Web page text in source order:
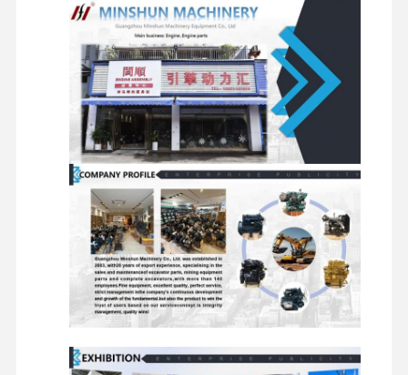
굴삭기 유압 부품
굴착기 예비 부품
차
부
품
트랙 프레임, 튼튼 장치, 트랙 신발, 드
라이브 휠, 레이더 휠, 트랙 롤러, 트랙
지원 롤러, 여행 감소기, 기어 세트, 베
어링, 오일 밀폐
필
터
오일 필터, 디젤 필터, 수압 필터, 공기
필터, 연료 필터
착
용
부
품
칸톱, 옆톱, 컷어 블레이드, 핀, 부싱,
오링, 오일 밀봉, 수압 밀봉
부
품
고무 트랙, 고무 밀폐, 고무 충격 흡수
기, 고무 파이프